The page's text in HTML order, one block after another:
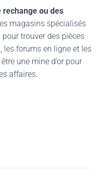
rechange ou des
magasins spécialisés
trouver des pièces
les forums en ligne et les
une mine d’or pour
affaires.